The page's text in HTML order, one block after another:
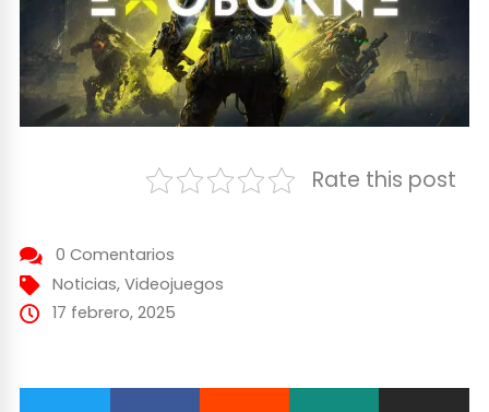
Rate this post
0 Comentarios
Noticias, Videojuegos
17 febrero, 2025